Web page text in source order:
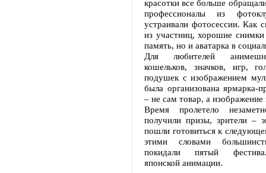
красотки все больше
профессионалы из
устраивали фотосессии. Как
из участниц, хорошие снимки
память, но и аватарка в
Для любителей
кошельков, значков, игр,
подушек с изображением
была организована ярмарка-
– не сам товар, а
Время пролетело
получили призы, зрители –
пошли готовиться к
этими словами
покидали пятый
японской анимации.